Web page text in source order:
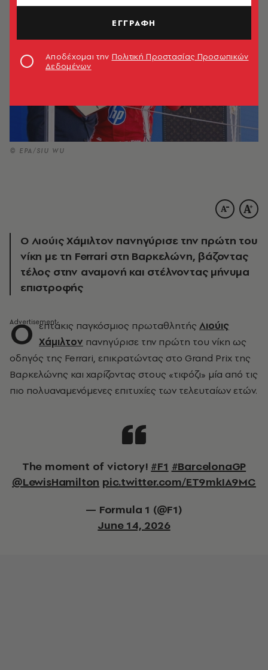
© ΕΡΑ/SIU WU
Ο Λιούις Χάμιλτον πανηγύρισε την πρώτη του
νίκη με τη Ferrari στη Βαρκελώνη, βάζοντας
τέλος στην αναμονή και στέλνοντας μήνυμα
επιστροφής
Ο επτάκις παγκόσμιος πρωταθλητής Λιούις
Χάμιλτον πανηγύρισε την πρώτη του νίκη ως
οδηγός της Ferrari, επικρατώντας στο Grand Prix της
Βαρκελώνης και χαρίζοντας στους «τιφόζι» μία από τις
πιο πολυαναμενόμενες επιτυχίες των τελευταίων ετών.
The moment of victory! #F1 #BarcelonaGP
@LewisHamilton pic.twitter.com/ET9mkIA9MC
— Formula 1 (@F1)
June 14, 2026
ΕΓΓΡΑΦΗ
Αποδέχομαι την Πολιτική Προστασίας Προσωπικών
Δεδομένων